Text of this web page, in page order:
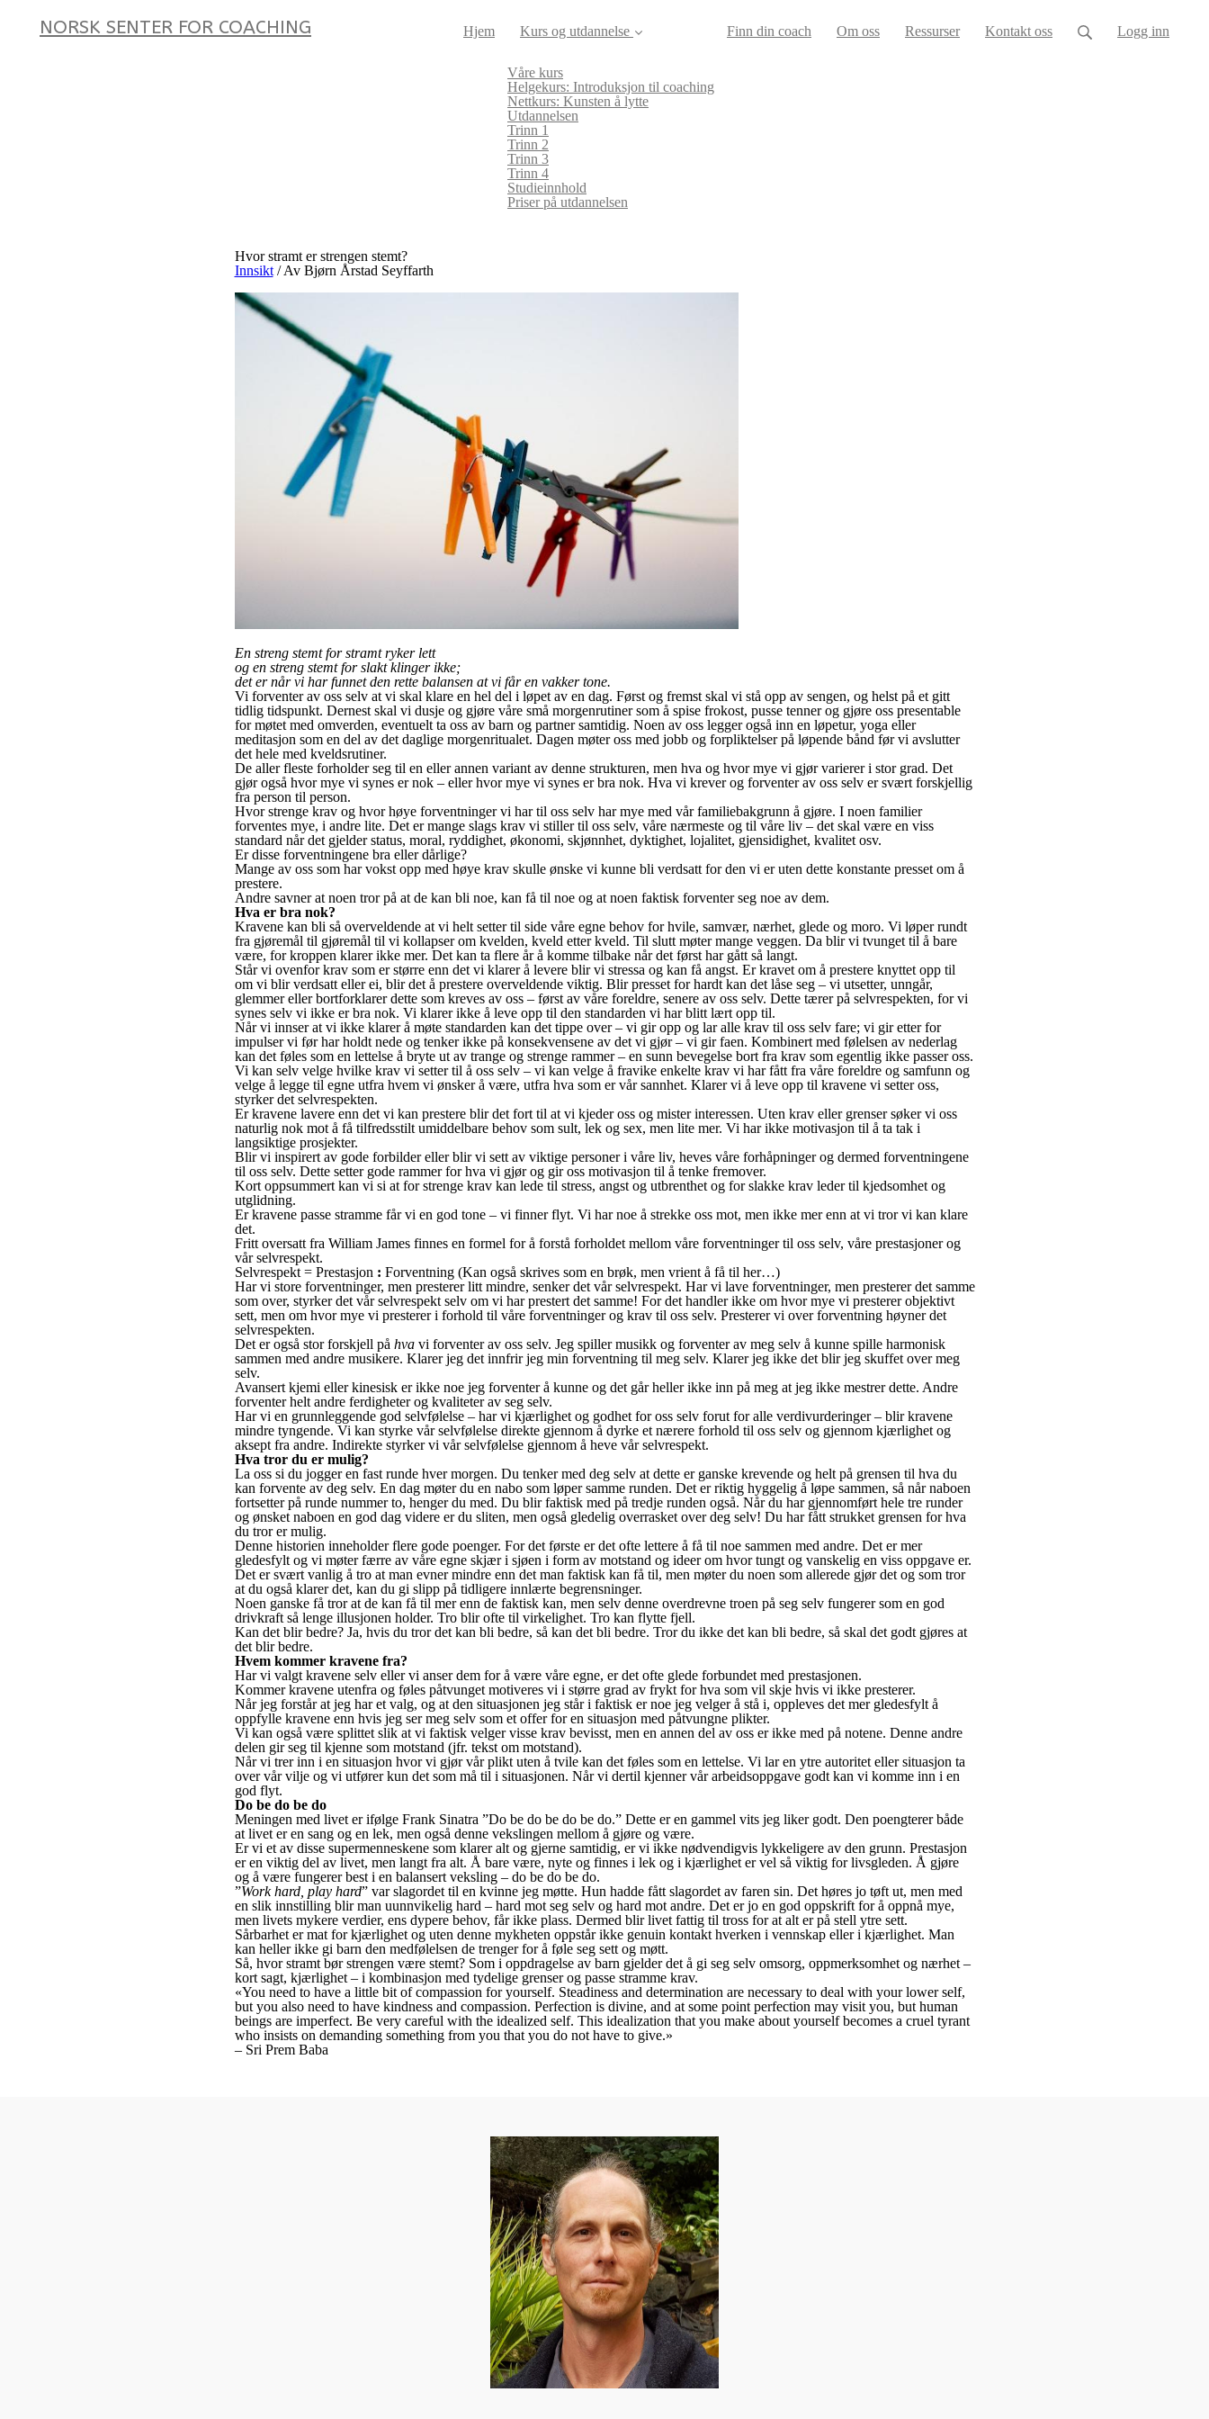
NORSK SENTER FOR COACHING Hjem Kurs og utdannelse
Våre kurs
Helgekurs: Introduksjon til coaching
Nettkurs: Kunsten å lytte
Utdannelsen
Trinn 1
Trinn 2
Trinn 3
Trinn 4
Studieinnhold
Priser på utdannelsen
Finn din coach Om oss Ressurser Kontakt oss Logg inn
Hvor stramt er strengen stemt?
Innsikt/ Av Bjørn Årstad Seyffarth
En streng stemt for stramt ryker lett
og en streng stemt for slakt klinger ikke;
det er når vi har funnet den rette balansen at vi får en vakker tone.
Vi forventer av oss selv at vi skal klare en hel del i løpet av en dag. Først og fremst skal vi stå opp av sengen, og helst på et gitt
tidlig tidspunkt. Dernest skal vi dusje og gjøre våre små morgenrutiner som å spise frokost, pusse tenner og gjøre oss presentable
for møtet med omverden, eventuelt ta oss av barn og partner samtidig. Noen av oss legger også inn en løpetur, yoga eller
meditasjon som en del av det daglige morgenritualet. Dagen møter oss med jobb og forpliktelser på løpende bånd før vi avslutter
det hele med kveldsrutiner.
De aller fleste forholder seg til en eller annen variant av denne strukturen, men hva og hvor mye vi gjør varierer i stor grad. Det
gjør også hvor mye vi synes er nok – eller hvor mye vi synes er bra nok. Hva vi krever og forventer av oss selv er svært forskjellig
fra person til person.
Hvor strenge krav og hvor høye forventninger vi har til oss selv har mye med vår familiebakgrunn å gjøre. I noen familier
forventes mye, i andre lite. Det er mange slags krav vi stiller til oss selv, våre nærmeste og til våre liv – det skal være en viss
standard når det gjelder status, moral, ryddighet, økonomi, skjønnhet, dyktighet, lojalitet, gjensidighet, kvalitet osv.
Er disse forventningene bra eller dårlige?
Mange av oss som har vokst opp med høye krav skulle ønske vi kunne bli verdsatt for den vi er uten dette konstante presset om å
prestere.
Andre savner at noen tror på at de kan bli noe, kan få til noe og at noen faktisk forventer seg noe av dem.
Hva er bra nok?
Kravene kan bli så overveldende at vi helt setter til side våre egne behov for hvile, samvær, nærhet, glede og moro. Vi løper rundt
fra gjøremål til gjøremål til vi kollapser om kvelden, kveld etter kveld. Til slutt møter mange veggen. Da blir vi tvunget til å bare
være, for kroppen klarer ikke mer. Det kan ta flere år å komme tilbake når det først har gått så langt.
Står vi ovenfor krav som er større enn det vi klarer å levere blir vi stressa og kan få angst. Er kravet om å prestere knyttet opp til
om vi blir verdsatt eller ei, blir det å prestere overveldende viktig. Blir presset for hardt kan det låse seg – vi utsetter, unngår,
glemmer eller bortforklarer dette som kreves av oss – først av våre foreldre, senere av oss selv. Dette tærer på selvrespekten, for vi
synes selv vi ikke er bra nok. Vi klarer ikke å leve opp til den standarden vi har blitt lært opp til.
Når vi innser at vi ikke klarer å møte standarden kan det tippe over – vi gir opp og lar alle krav til oss selv fare; vi gir etter for
impulser vi før har holdt nede og tenker ikke på konsekvensene av det vi gjør – vi gir faen. Kombinert med følelsen av nederlag
kan det føles som en lettelse å bryte ut av trange og strenge rammer – en sunn bevegelse bort fra krav som egentlig ikke passer oss.
Vi kan selv velge hvilke krav vi setter til å oss selv – vi kan velge å fravike enkelte krav vi har fått fra våre foreldre og samfunn og
velge å legge til egne utfra hvem vi ønsker å være, utfra hva som er vår sannhet. Klarer vi å leve opp til kravene vi setter oss,
styrker det selvrespekten.
Er kravene lavere enn det vi kan prestere blir det fort til at vi kjeder oss og mister interessen. Uten krav eller grenser søker vi oss
naturlig nok mot å få tilfredsstilt umiddelbare behov som sult, lek og sex, men lite mer. Vi har ikke motivasjon til å ta tak i
langsiktige prosjekter.
Blir vi inspirert av gode forbilder eller blir vi sett av viktige personer i våre liv, heves våre forhåpninger og dermed forventningene
til oss selv. Dette setter gode rammer for hva vi gjør og gir oss motivasjon til å tenke fremover.
Kort oppsummert kan vi si at for strenge krav kan lede til stress, angst og utbrenthet og for slakke krav leder til kjedsomhet og
utglidning.
Er kravene passe stramme får vi en god tone – vi finner flyt. Vi har noe å strekke oss mot, men ikke mer enn at vi tror vi kan klare
det.
Fritt oversatt fra William James finnes en formel for å forstå forholdet mellom våre forventninger til oss selv, våre prestasjoner og
vår selvrespekt.
Selvrespekt = Prestasjon : Forventning (Kan også skrives som en brøk, men vrient å få til her…)
Har vi store forventninger, men presterer litt mindre, senker det vår selvrespekt. Har vi lave forventninger, men presterer det samme
som over, styrker det vår selvrespekt selv om vi har prestert det samme! For det handler ikke om hvor mye vi presterer objektivt
sett, men om hvor mye vi presterer i forhold til våre forventninger og krav til oss selv. Presterer vi over forventning høyner det
selvrespekten.
Det er også stor forskjell på hvavi forventer av oss selv. Jeg spiller musikk og forventer av meg selv å kunne spille harmonisk
sammen med andre musikere. Klarer jeg det innfrir jeg min forventning til meg selv. Klarer jeg ikke det blir jeg skuffet over meg
selv.
Avansert kjemi eller kinesisk er ikke noe jeg forventer å kunne og det går heller ikke inn på meg at jeg ikke mestrer dette. Andre
forventer helt andre ferdigheter og kvaliteter av seg selv.
Har vi en grunnleggende god selvfølelse – har vi kjærlighet og godhet for oss selv forut for alle verdivurderinger – blir kravene
mindre tyngende. Vi kan styrke vår selvfølelse direkte gjennom å dyrke et nærere forhold til oss selv og gjennom kjærlighet og
aksept fra andre. Indirekte styrker vi vår selvfølelse gjennom å heve vår selvrespekt.
Hva tror du er mulig?
La oss si du jogger en fast runde hver morgen. Du tenker med deg selv at dette er ganske krevende og helt på grensen til hva du
kan forvente av deg selv. En dag møter du en nabo som løper samme runden. Det er riktig hyggelig å løpe sammen, så når naboen
fortsetter på runde nummer to, henger du med. Du blir faktisk med på tredje runden også. Når du har gjennomført hele tre runder
og ønsket naboen en god dag videre er du sliten, men også gledelig overrasket over deg selv! Du har fått strukket grensen for hva
du tror er mulig.
Denne historien inneholder flere gode poenger. For det første er det ofte lettere å få til noe sammen med andre. Det er mer
gledesfylt og vi møter færre av våre egne skjær i sjøen i form av motstand og ideer om hvor tungt og vanskelig en viss oppgave er.
Det er svært vanlig å tro at man evner mindre enn det man faktisk kan få til, men møter du noen som allerede gjør det og som tror
at du også klarer det, kan du gi slipp på tidligere innlærte begrensninger.
Noen ganske få tror at de kan få til mer enn de faktisk kan, men selv denne overdrevne troen på seg selv fungerer som en god
drivkraft så lenge illusjonen holder. Tro blir ofte til virkelighet. Tro kan flytte fjell.
Kan det blir bedre? Ja, hvis du tror det kan bli bedre, så kan det bli bedre. Tror du ikke det kan bli bedre, så skal det godt gjøres at
det blir bedre.
Hvem kommer kravene fra?
Har vi valgt kravene selv eller vi anser dem for å være våre egne, er det ofte glede forbundet med prestasjonen.
Kommer kravene utenfra og føles påtvunget motiveres vi i større grad av frykt for hva som vil skje hvis vi ikke presterer.
Når jeg forstår at jeg har et valg, og at den situasjonen jeg står i faktisk er noe jeg velger å stå i, oppleves det mer gledesfylt å
oppfylle kravene enn hvis jeg ser meg selv som et offer for en situasjon med påtvungne plikter.
Vi kan også være splittet slik at vi faktisk velger visse krav bevisst, men en annen del av oss er ikke med på notene. Denne andre
delen gir seg til kjenne som motstand (jfr. tekst om motstand).
Når vi trer inn i en situasjon hvor vi gjør vår plikt uten å tvile kan det føles som en lettelse. Vi lar en ytre autoritet eller situasjon ta
over vår vilje og vi utfører kun det som må til i situasjonen. Når vi dertil kjenner vår arbeidsoppgave godt kan vi komme inn i en
god flyt.
Do be do be do
Meningen med livet er ifølge Frank Sinatra ”Do be do be do be do.” Dette er en gammel vits jeg liker godt. Den poengterer både
at livet er en sang og en lek, men også denne vekslingen mellom å gjøre og være.
Er vi et av disse supermenneskene som klarer alt og gjerne samtidig, er vi ikke nødvendigvis lykkeligere av den grunn. Prestasjon
er en viktig del av livet, men langt fra alt. Å bare være, nyte og finnes i lek og i kjærlighet er vel så viktig for livsgleden. Å gjøre
og å være fungerer best i en balansert veksling – do be do be do.
”Work hard, play hard” var slagordet til en kvinne jeg møtte. Hun hadde fått slagordet av faren sin. Det høres jo tøft ut, men med
en slik innstilling blir man uunnvikelig hard – hard mot seg selv og hard mot andre. Det er jo en god oppskrift for å oppnå mye,
men livets mykere verdier, ens dypere behov, får ikke plass. Dermed blir livet fattig til tross for at alt er på stell ytre sett.
Sårbarhet er mat for kjærlighet og uten denne mykheten oppstår ikke genuin kontakt hverken i vennskap eller i kjærlighet. Man
kan heller ikke gi barn den medfølelsen de trenger for å føle seg sett og møtt.
Så, hvor stramt bør strengen være stemt? Som i oppdragelse av barn gjelder det å gi seg selv omsorg, oppmerksomhet og nærhet –
kort sagt, kjærlighet – i kombinasjon med tydelige grenser og passe stramme krav.
«You need to have a little bit of compassion for yourself. Steadiness and determination are necessary to deal with your lower self,
but you also need to have kindness and compassion. Perfection is divine, and at some point perfection may visit you, but human
beings are imperfect. Be very careful with the idealized self. This idealization that you make about yourself becomes a cruel tyrant
who insists on demanding something from you that you do not have to give.»
– Sri Prem Baba